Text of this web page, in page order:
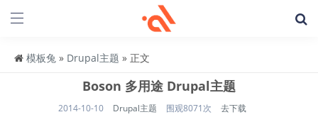
模板兔 » Drupal主题 » 正文
Boson 多用途 Drupal主题
2014-10-10 Drupal主题 围观8071次 去下载